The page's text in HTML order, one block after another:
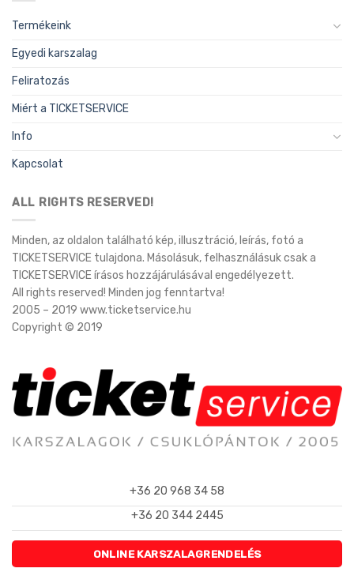
Termékeink
Egyedi karszalag
Feliratozás
Miért a TICKETSERVICE
Info
Kapcsolat
ALL RIGHTS RESERVED!
Minden, az oldalon található kép, illusztráció, leírás, fotó a
TICKETSERVICE tulajdona. Másolásuk, felhasználásuk csak a
TICKETSERVICE írásos hozzájárulásával engedélyezett.
All rights reserved! Minden jog fenntartva!
2005 – 2019 www.ticketservice.hu
Copyright © 2019
+36 20 968 34 58
+36 20 344 2445
ONLINE KARSZALAGRENDELÉS